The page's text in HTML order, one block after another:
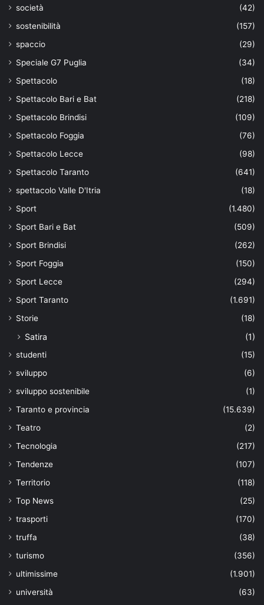
società
(42)
sostenibilità
(157)
spaccio
(29)
Speciale G7 Puglia
(34)
Spettacolo
(18)
Spettacolo Bari e Bat
(218)
Spettacolo Brindisi
(109)
Spettacolo Foggia
(76)
Spettacolo Lecce
(98)
Spettacolo Taranto
(641)
spettacolo Valle D'Itria
(18)
Sport
(1.480)
Sport Bari e Bat
(509)
Sport Brindisi
(262)
Sport Foggia
(150)
Sport Lecce
(294)
Sport Taranto
(1.691)
Storie
(18)
Satira (1)
studenti
(15)
sviluppo
(6)
sviluppo sostenibile
(1)
Taranto e provincia
(15.639)
Teatro
(2)
Tecnologia
(217)
Tendenze
(107)
Territorio
(118)
Top News
(25)
trasporti
(170)
truffa
(38)
turismo
(356)
ultimissime
(1.901)
università
(63)